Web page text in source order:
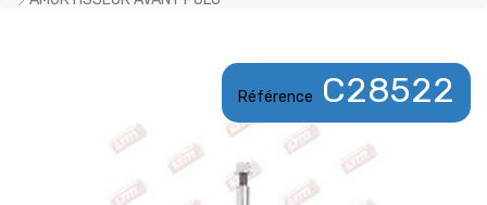
Référence C28522